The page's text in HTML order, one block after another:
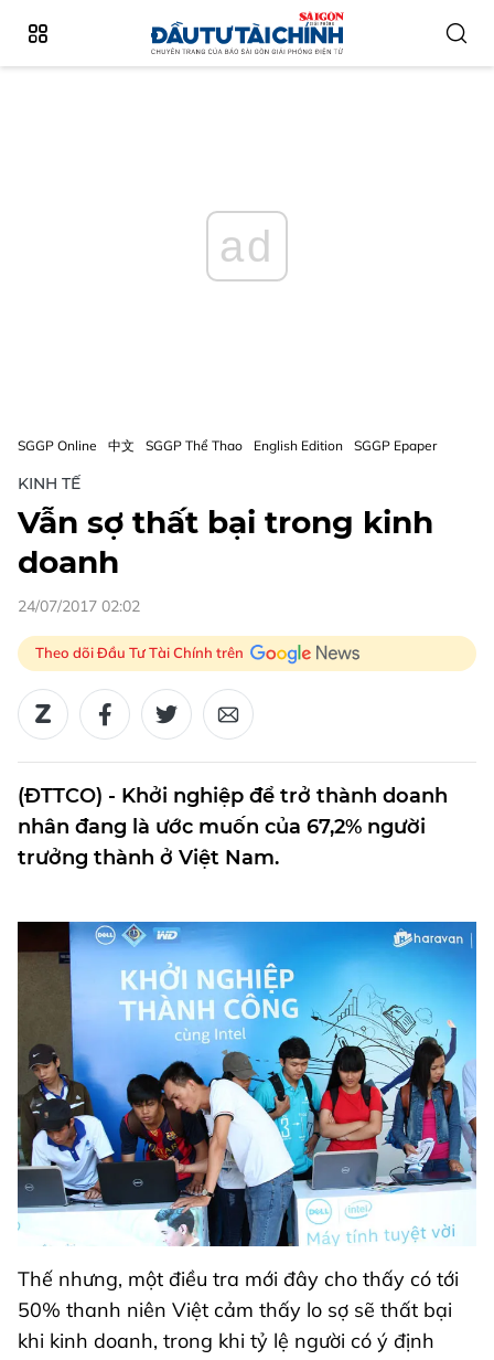
ad
SGGP Online 中文 SGGP Thể Thao English Edition SGGP Epaper
KINH TẾ
Vẫn sợ thất bại trong kinh
doanh
24/07/2017 02:02
Theo dõi Đầu Tư Tài Chính trên
(ĐTTCO) - Khởi nghiệp để trở thành doanh
nhân đang là ước muốn của 67,2% người
trưởng thành ở Việt Nam.
Thế nhưng, một điều tra mới đây cho thấy có tới
50% thanh niên Việt cảm thấy lo sợ sẽ thất bại
khi kinh doanh, trong khi tỷ lệ người có ý định